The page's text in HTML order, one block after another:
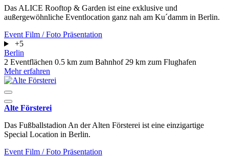
Das ALICE Rooftop & Garden ist eine exklusive und
außergewöhnliche Eventlocation ganz nah am Ku´damm in Berlin.
Event Film / Foto Präsentation
+5
Berlin
2 Eventflächen 0.5 km zum Bahnhof 29 km zum Flughafen
Mehr erfahren
Alte Försterei
Das Fußballstadion An der Alten Försterei ist eine einzigartige
Special Location in Berlin.
Event Film / Foto Präsentation